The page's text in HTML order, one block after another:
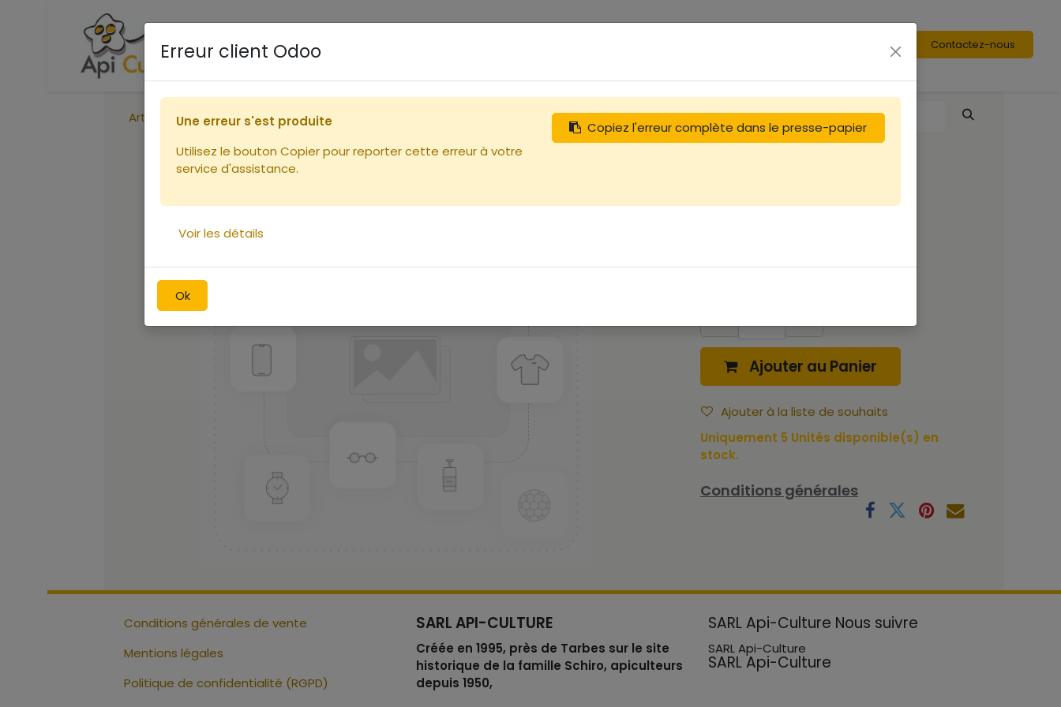
Accueil Boutique Contactez-nous
Articles Centreur pour hausse x40
hausse x40
2,08€
Ajouter au Panier
Ajouter à la liste de souhaits
Uniquement 5 Unités disponible(s) en
stock.
Conditions générales
Conditions générales de vente
Mentions légales
Politique de confidentialité (RGPD)
SARL API-CULTURE
Créée en 1995, près de Tarbes sur le site
historique de la famille Schiro, apiculteurs
depuis 1950,
SARL Api-Culture Nous suivre
SARL Api-Culture
SARL Api-Culture
Erreur client Odoo
Ok
Copiez l'erreur complète dans le presse-papier
Une erreur s'est produite
Utilisez le bouton Copier pour reporter cette erreur à votre
service d'assistance.
Voir les détails